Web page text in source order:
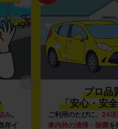
み。
存イ
プロ品
「安心・安
ご利用のたびに、 24
車内外の清掃・除菌を